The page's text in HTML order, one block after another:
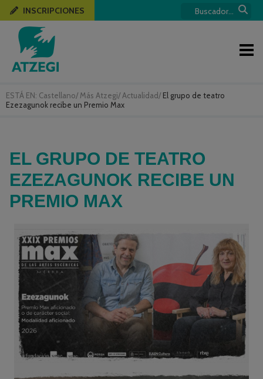
ESTÁ EN: Castellano/ Más Atzegi/ Actualidad/ El grupo de teatro
Ezezagunok recibe un Premio Max
INSCRIPCIONES
EL GRUPO DE TEATRO
EZEZAGUNOK RECIBE UN
PREMIO MAX